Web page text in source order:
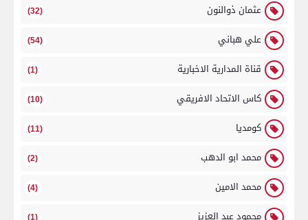
عثمان ذوالنون (32)
علي هباني (54)
قناة المدارية الاخبارية (1)
كاس الاتحاد الافريقي (10)
كومديا (11)
محمد ابو الدهب (2)
محمد الامين (4)
محمود عبد العزيز